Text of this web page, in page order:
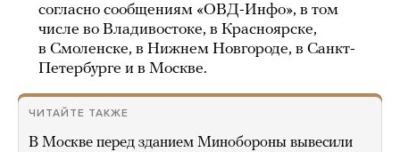
согласно сообщениям «ОВД-Инфо», в том
числе во Владивостоке, в Красноярске,
в Смоленске, в Нижнем Новгороде, в Санкт-
Петербурге и в Москве.
ЧИТАЙТЕ ТАКЖЕ
В Москве перед зданием Минобороны вывесили